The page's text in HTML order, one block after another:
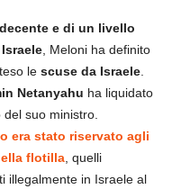
e di un livello
, Meloni ha definito
le scuse da Israele.
Netanyahu ha liquidato
suo ministro.
era stato riservato agli
flotilla, quelli
illegalmente in Israele al